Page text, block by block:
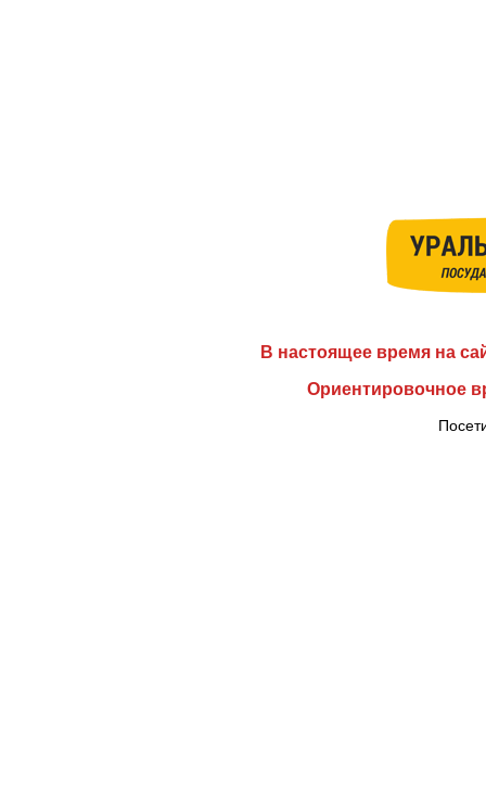
В настоящее время на
Ориентировочное